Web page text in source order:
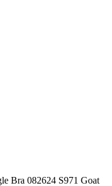
Bra 082624 S971 Goat